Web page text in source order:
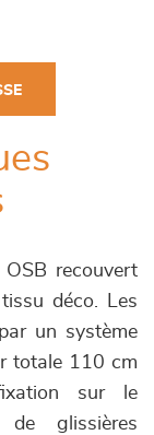
recouvert
déco. Les
un système
totale 110 cm
sur le
glissières